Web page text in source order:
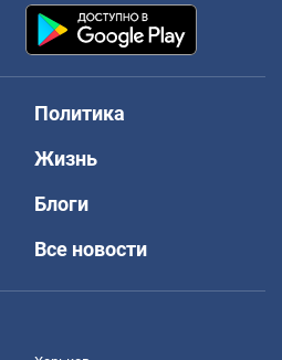
Политика
Жизнь
Блоги
Все новости